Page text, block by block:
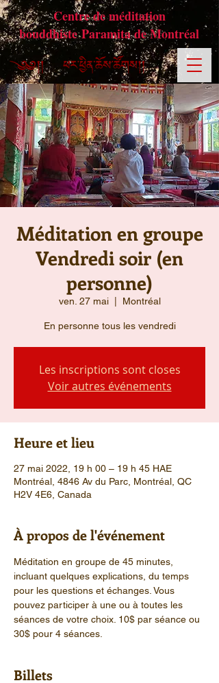
Centre de méditation
bouddhiste Paramita de Montréal
Méditation en groupe
Vendredi soir (en
personne)
ven. 27 mai
  |
Montréal
En personne tous les vendredi
Les inscriptions sont closes
Voir autres événements
Heure et lieu
27 mai 2022, 19 h 00 – 19 h 45 HAE
Montréal, 4846 Av du Parc, Montréal, QC
H2V 4E6, Canada
À propos de l'événement
Méditation en groupe de 45 minutes,
incluant quelques explications, du temps
pour les questions et échanges. Vous
pouvez participer à une ou à toutes les
séances de votre choix. 10$ par séance ou
30$ pour 4 séances.
Billets